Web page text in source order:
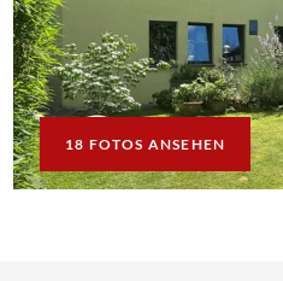
18 FOTOS ANSEHEN